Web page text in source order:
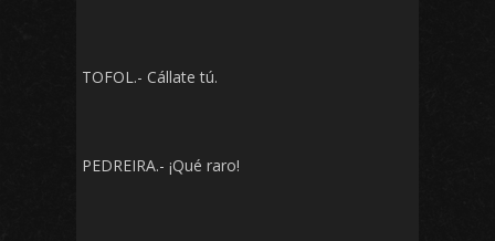
TOFOL.- Cállate tú.
PEDREIRA.- ¡Qué raro!